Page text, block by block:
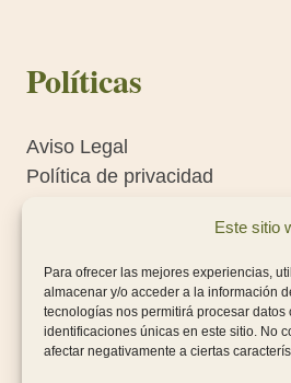
Este sitio
Para ofrecer las mejores experiencias,
almacenar y/o acceder a la información
tecnologías nos permitirá procesar
identificaciones únicas en este sitio. No
afectar negativamente a ciertas
Políticas
Aviso Legal
Política de privacidad
Condiciones generales de